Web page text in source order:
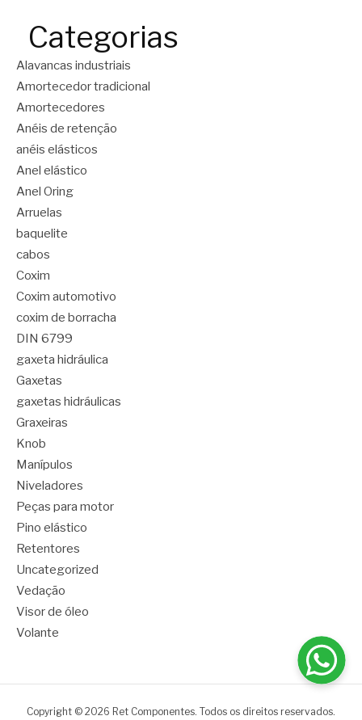
Categorias
Alavancas industriais
Amortecedor tradicional
Amortecedores
Anéis de retenção
anéis elásticos
Anel elástico
Anel Oring
Arruelas
baquelite
cabos
Coxim
Coxim automotivo
coxim de borracha
DIN 6799
gaxeta hidráulica
Gaxetas
gaxetas hidráulicas
Graxeiras
Knob
Manípulos
Niveladores
Peças para motor
Pino elástico
Retentores
Uncategorized
Vedação
Visor de óleo
Volante
Copyright © 2026 Ret Componentes. Todos os direitos reservados.